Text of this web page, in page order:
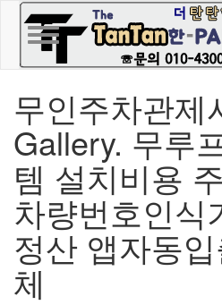
Toggle navigation
무인주차관제
Gallery. 무루
템 설치비용
차량번호인식
정산 앱자동
체